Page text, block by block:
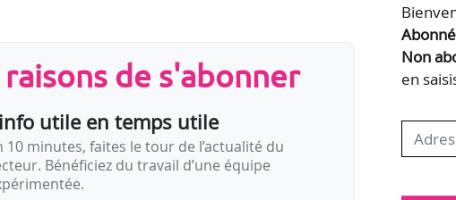
a été créé le 01/10/2012 et dispense une formation
raisons de s'abonner
utile en temps utile
10 minutes, faites le tour de l’actualité du
Bénéficiez du travail d’une équipe
Non
en